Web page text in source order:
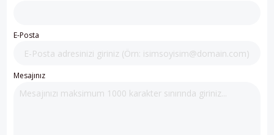
E-Posta
Mesajınız